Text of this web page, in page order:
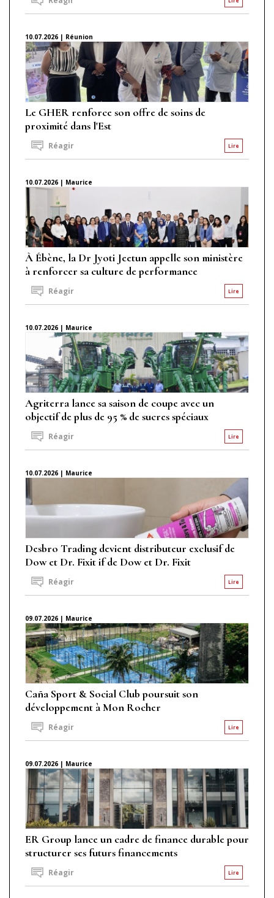
10.07.2026 | Réunion
Le GHER renforce son offre de soins de
proximité dans l'Est
Lire
Réagir
10.07.2026 | Maurice
À Ébène, la Dr Jyoti Jeetun appelle son ministère
à renforcer sa culture de performance
Lire
Réagir
10.07.2026 | Maurice
Agriterra lance sa saison de coupe avec un
objectif de plus de 95 % de sucres spéciaux
Lire
Réagir
10.07.2026 | Maurice
Desbro Trading devient distributeur exclusif de
Dow et Dr. Fixit if de Dow et Dr. Fixit
Lire
Réagir
09.07.2026 | Maurice
Caña Sport & Social Club poursuit son
développement à Mon Rocher
Lire
Réagir
09.07.2026 | Maurice
ER Group lance un cadre de finance durable pour
structurer ses futurs financements
Lire
Réagir